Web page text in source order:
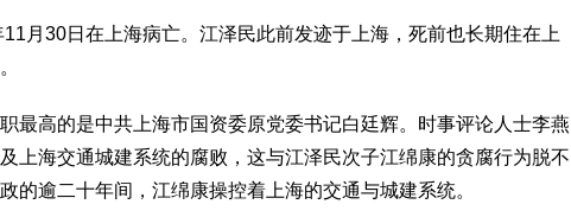
月30日在上海病亡。江泽民此前发迹于上海，死前也长期住在上
最高的是中共上海市国资委原党委书记白廷辉。时事评论人士李燕
上海交通城建系统的腐败，这与江泽民次子江绵康的贪腐行为脱不
的逾二十年间，江绵康操控着上海的交通与城建系统。